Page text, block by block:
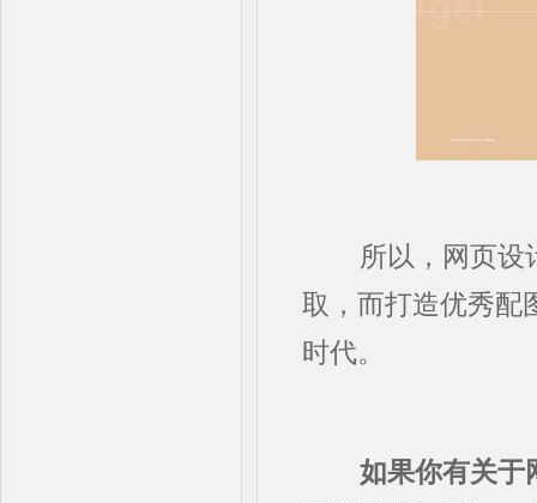
所以，网页设计
取，而打造优秀配
时代。
如果你有关于网